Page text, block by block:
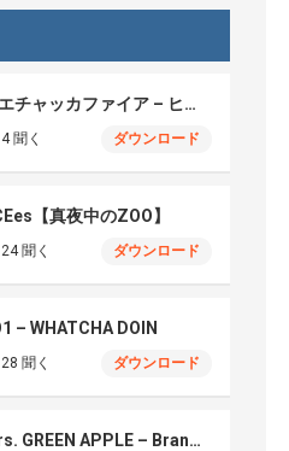
モエチャッカファイア – ヒューゴ、狛野真斗、ライト、セヴェリアン (Cover )
4 聞く ダウンロード
【真夜中のZOO】
24 聞く ダウンロード
– WHATCHA DOIN
28 聞く ダウンロード
Mrs. GREEN APPLE – Brand New